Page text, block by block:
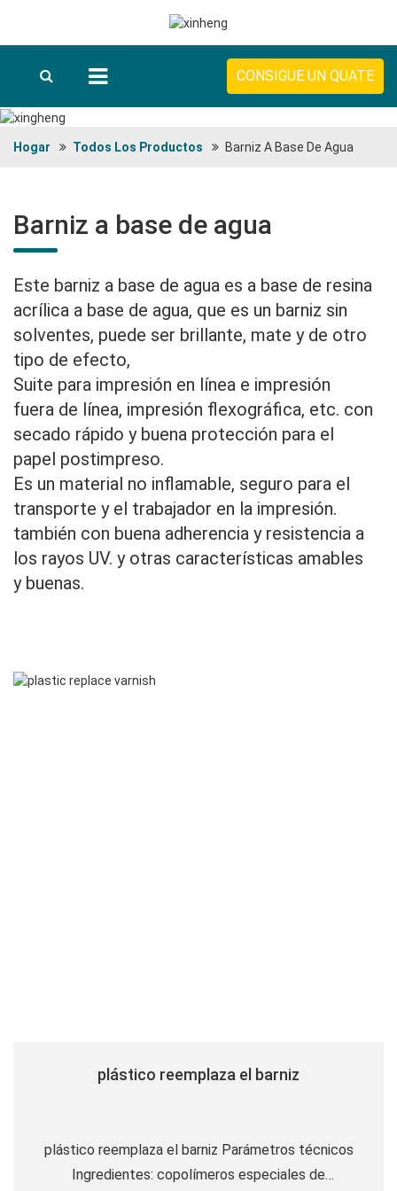
CONSIGUE UN QUATE
Hogar Todos Los Productos Barniz A Base De Agua
Barniz a base de agua
Este barniz a base de agua es a base de resina
acrílica a base de agua, que es un barniz sin
solventes, puede ser brillante, mate y de otro
tipo de efecto,
Suite para impresión en línea e impresión
fuera de línea, impresión flexográfica, etc. con
secado rápido y buena protección para el
papel postimpreso.
Es un material no inflamable, seguro para el
transporte y el trabajador en la impresión.
también con buena adherencia y resistencia a
los rayos UV. y otras características amables
y buenas.
plástico reemplaza el barniz
plástico reemplaza el barniz Parámetros técnicos
Ingredientes: copolímeros especiales de